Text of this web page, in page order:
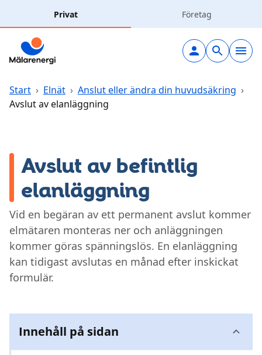
Privat Företag
Elavtal
Elnät
Fjärrvärme
Vatten & avlopp
Hållbarhet
Start › Elnät › Anslut eller ändra din huvudsäkring ›
Avslut av elanläggning
Avslut av befintlig
elanläggning
Vid en begäran av ett permanent avslut kommer
elmätaren monteras ner och anläggningen
kommer göras spänningslös. En elanläggning
kan tidigast avslutas en månad efter inskickat
formulär.
Innehåll på sidan